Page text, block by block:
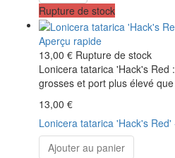
Rupture de stock
Aperçu rapide
13,00 € Rupture de stock
Lonicera tatarica 'Hack's
grosses et port plus élevé
13,00 €
Lonicera tatarica 'Hack's Red'
Ajouter au panier